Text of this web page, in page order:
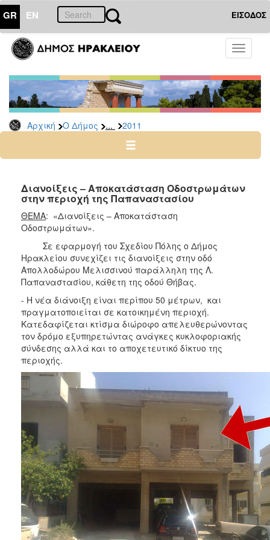
GR EN ΕΙΣΟΔΟΣ
Toggle
Αρχική Ο Δήμος ... 2011
ΔΗΜΟΣ
Δελτία
Τύπου
Αρχείο
2026
2024
2022
2021
2020
2019
2018
2017
2016
2015
2013
2012
2011
2010
ΤΟΠΟΣ
ΠΟΛΙΤΙΣΜΟΣ
Διανοίξεις – Αποκατάσταση Οδοστρωμάτων
στην περιοχή της Παπαναστασίου
ΘΕΜΑ: «Διανοίξεις – Αποκατάσταση
Οδοστρωμάτων».
Σε εφαρμογή του Σχεδίου Πόλης ο Δήμος
Ηρακλείου συνεχίζει τις διανοίξεις στην οδό
Απολλοδώρου Μελισσινού παράλληλη της Λ.
Παπαναστασίου, κάθετη της οδού Θήβας.
- Η νέα διάνοιξη είναι περίπου 50 μέτρων, και
πραγματοποιείται σε κατοικημένη περιοχή.
Κατεδαφίζεται κτίσμα διώροφο απελευθερώνοντας
τον δρόμο εξυπηρετώντας ανάγκες κυκλοφοριακής
σύνδεσης αλλά και το αποχετευτικό δίκτυο της
περιοχής.